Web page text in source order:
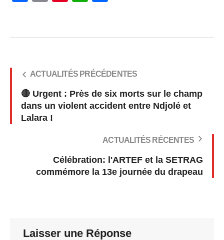
ACTUALITÉS PRÉCÉDENTES
🔴 Urgent : Près de six morts sur le champ
dans un violent accident entre Ndjolé et
Lalara !
ACTUALITÉS RÉCENTES
Célébration: l'ARTEF et la SETRAG
commémore la 13e journée du drapeau
Laisser une Réponse